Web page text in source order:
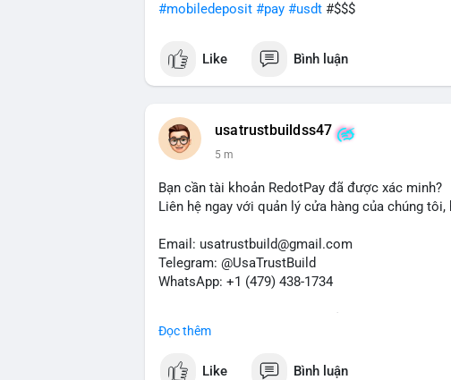
#mobiledeposit #pay #usdt #$$$
Like Bình luận
usatrustbuildss47
5 m
Bạn cần tài khoản RedotPay đã được xác minh?
Liên hệ ngay với quản lý cửa hàng của chúng
Email: usatrustbuild@gmail.com
Telegram: @UsaTrustBuild
WhatsApp: +1 (479) 438-1734
#buyverifiedredotpayaccount
Đọc thêm
Like Bình luận